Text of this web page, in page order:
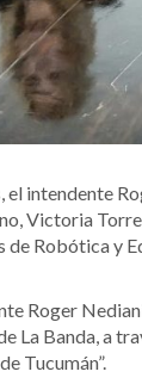
el intendente
Victoria
Robótica y
Roger
La Banda, a
Tucumán”.